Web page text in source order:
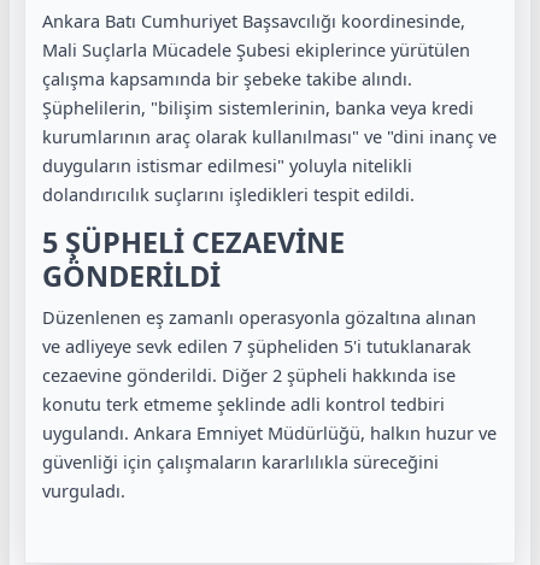
Ankara Batı Cumhuriyet Başsavcılığı koordinesinde,
Mali Suçlarla Mücadele Şubesi ekiplerince yürütülen
çalışma kapsamında bir şebeke takibe alındı.
Şüphelilerin, "bilişim sistemlerinin, banka veya kredi
kurumlarının araç olarak kullanılması" ve "dini inanç ve
duyguların istismar edilmesi" yoluyla nitelikli
dolandırıcılık suçlarını işledikleri tespit edildi.
5 ŞÜPHELİ CEZAEVİNE
GÖNDERİLDİ
Düzenlenen eş zamanlı operasyonla gözaltına alınan
ve adliyeye sevk edilen 7 şüpheliden 5'i tutuklanarak
cezaevine gönderildi. Diğer 2 şüpheli hakkında ise
konutu terk etmeme şeklinde adli kontrol tedbiri
uygulandı. Ankara Emniyet Müdürlüğü, halkın huzur ve
güvenliği için çalışmaların kararlılıkla süreceğini
vurguladı.